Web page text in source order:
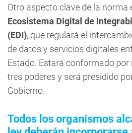
Otro aspecto clave de la norma
Ecosistema Digital de
(EDI), que regulará el
de datos y servicios digitales
Estado. Estará conformado por
tres poderes y será presidido
Gobierno.
Todos los organismos